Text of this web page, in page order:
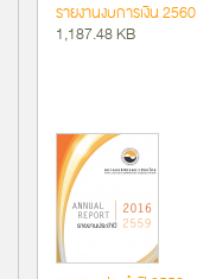
รายงานงบการเงิน 2560
1,187.48 KB